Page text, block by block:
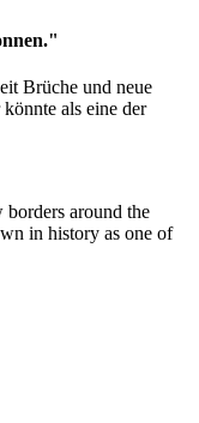
Brüche und neue
als eine der
around the
in history as one of